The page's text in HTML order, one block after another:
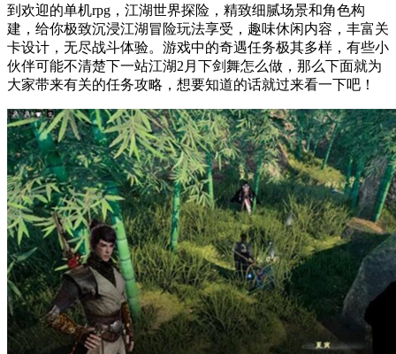
到欢迎的单机rpg，江湖世界探险，精致细腻场景和角色构
建，给你极致沉浸江湖冒险玩法享受，趣味休闲内容，丰富关
卡设计，无尽战斗体验。游戏中的奇遇任务极其多样，有些小
伙伴可能不清楚下一站江湖2月下剑舞怎么做，那么下面就为
大家带来有关的任务攻略，想要知道的话就过来看一下吧！